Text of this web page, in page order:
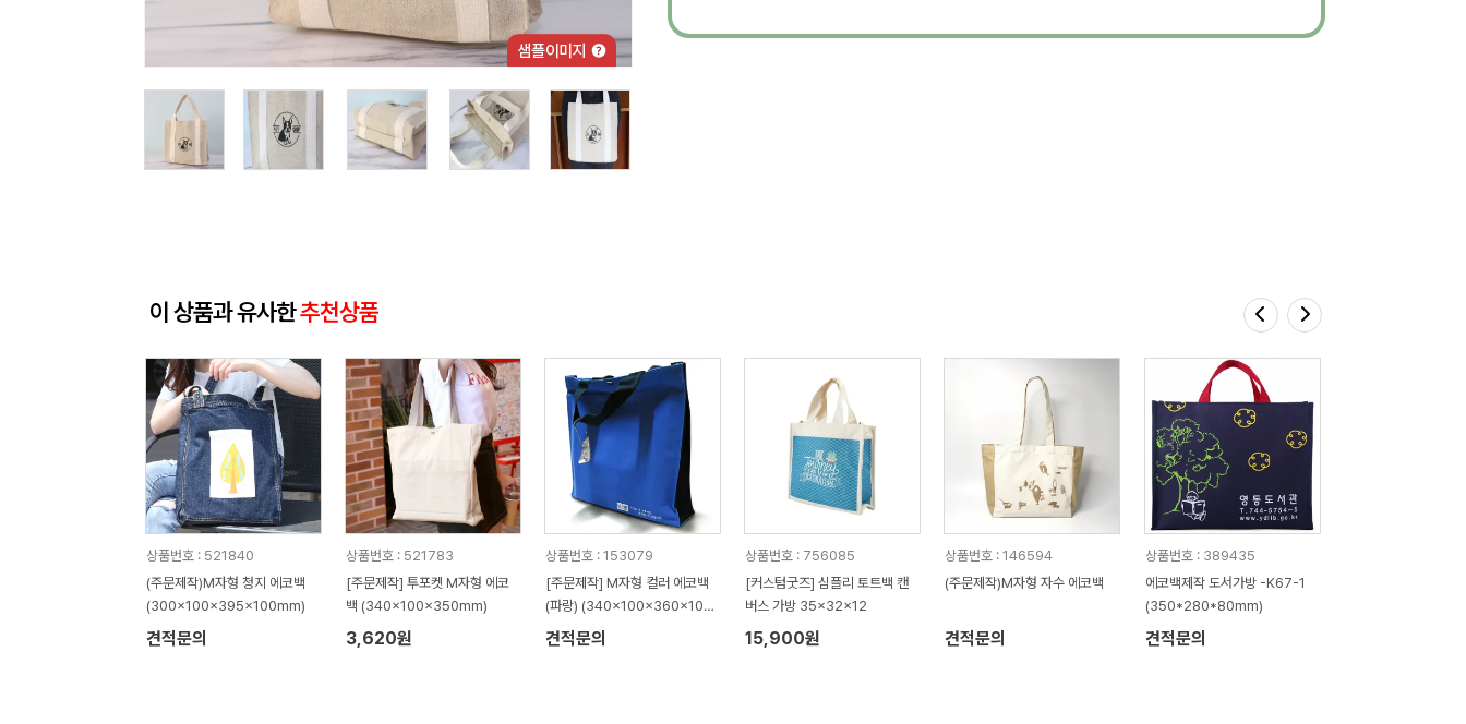
이 상품과 유사한추천상품
상품번호 : 521840
(주문제작)M자형 청지 에코백
(300x100x395x100mm)
견적문의
상품번호 : 521783
[주문제작] 투포켓 M자형 에코
백 (340x100x350mm)
3,620원
상품번호 : 153079
[주문제작] M자형 컬러 에코백
(파랑) (340x100x360x100
mm)
견적문의
상품번호 : 756085
[커스텀굿즈] 심플리 토트백 캔
버스 가방 35x32x12
15,900원
상품번호 : 146594
(주문제작)M자형 자수 에코백
견적문의
상품번호 : 389435
에코백제작 도서가방 -K67-1
(350*280*80mm)
견적문의